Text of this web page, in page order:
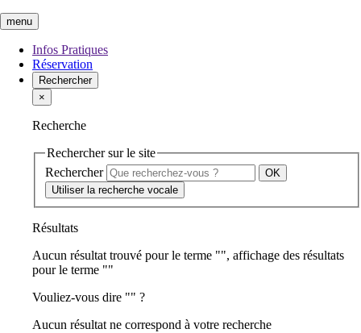
menu
Infos Pratiques
Réservation
Rechercher
×
Recherche
Rechercher sur le site
Rechercher
Utiliser la recherche vocale
Résultats
Aucun résultat trouvé pour le terme "", affichage des résultats
pour le terme ""
Vouliez-vous dire "" ?
Aucun résultat ne correspond à votre recherche